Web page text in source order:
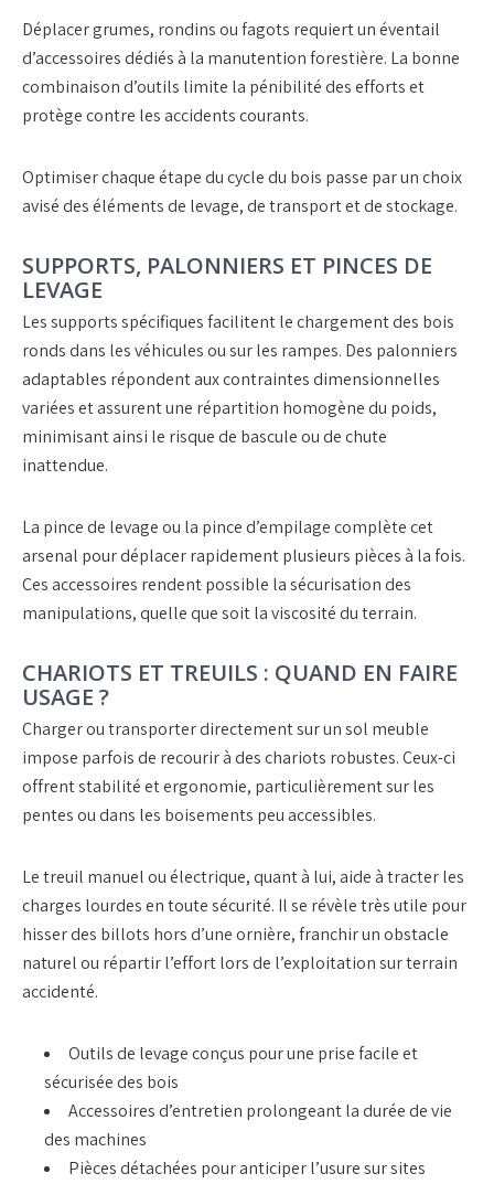
Déplacergrumes, rondinsoufagots requiert un éventail
d’accessoires dédiés à la manutention forestière. La bonne
combinaison d’outils limite la pénibilité des efforts et
protège contre les accidents courants.
Optimiser chaque étape du cycle du bois passe par un choix
avisé des éléments de levage, detransportet destockage.
SUPPORTS, PALONNIERS ET PINCES DE
LEVAGE
Lessupports spécifiquesfacilitent le chargement des bois
rondsdans les véhicules ou sur les rampes. Des palonniers
adaptables répondent aux contraintes dimensionnelles
variées et assurent une répartition homogène du poids,
minimisant ainsi le risque de bascule ou de chute
inattendue.
La pince de levageou la pince d’empilagecomplète cet
arsenal pour déplacer rapidement plusieurs pièces à la fois.
Cesaccessoires rendent possible la sécurisation des
manipulations, quelle que soit la viscosité du terrain.
CHARIOTS ET TREUILS : QUAND EN FAIRE
USAGE ?
Charger ou transporter directement sur un sol meuble
impose parfois de recourir à deschariots robustes. Ceux-ci
offrent stabilité et ergonomie, particulièrement sur les
pentes ou dans les boisements peu accessibles.
Letreuil manuel ou électrique, quant à lui, aide à tracter les
charges lourdes en toute sécurité. Il se révèle très utile pour
hisser des billots hors d’une ornière, franchir un obstacle
naturel ou répartir l’effort lors de l’exploitation sur terrain
accidenté.
Outils de levageconçus pour une prise facile et
sécurisée des bois
Accessoires d’entretien prolongeant la durée de vie
des machines
Pièces détachées pour anticiper l’usure sur sites